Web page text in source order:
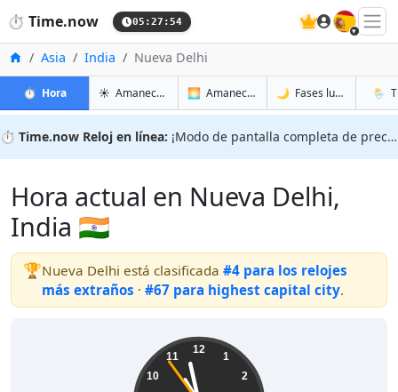
⏱️ Time.now 05:27:55 🇪🇸
Inicio
Asia India Nueva Delhi
⏱️ Horaen Nueva Delhi
☀️ Amanecer y atardecer en Nueva Delhi
🌅 Amanecer y atardecer mañana en
🌙 Fases lunares en
🌦️
⏱️ Time.now Reloj en línea: ¡Modo de pantalla completa de precisión!
Hora actual en Nueva Delhi,
India 🇮🇳
🏆Nueva Delhi está clasificada #4 para los relojes
más extraños · #67 para highest capital city.
12
1
2
10
11